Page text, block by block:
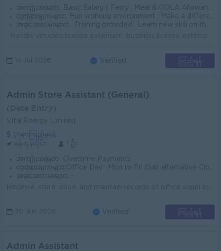
အကျိုးအမြတ်: Basic Salary ( Ferry , Meal & COLA Allowance , Yearly Increment & quarterly bonus based on target achievement achievement & performance , Uniform )
ထူးခြားချက်များ: . Fun working environment . Make a difference . Join an experienced team
အခွင့်အလမ်းများ:
. Training provided . Learn new skill on the job . Promotion opportunities . Management potential
14 Jul 2026 Verified ကြည့်ရန်
Admin Store Assistant (General)
Vital Energy Limited
လစာကြည့်မယ်
အကျိုးအမြတ်: Overtime Payments
ထူးခြားချက်များ: Office Day : Mon to Fri (Sat alternative Closed and Sunday) Office Time : 9:00 to 5:00 PM
အခွင့်အလမ်းများ:
30 Jun 2026 Verified ကြည့်ရန်
Admin Assistant